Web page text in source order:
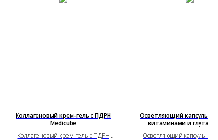
Коллагеновый крем-гель с ПДРН
Medicube
Коллагеновый крем-гель с ПДРН
Осветляющий
витаминами и
Осветляющий